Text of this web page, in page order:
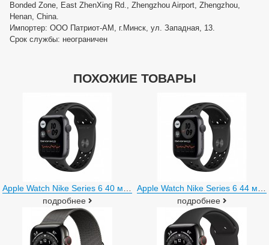
Bonded Zone, East ZhenXing Rd., Zhengzhou Airport, Zhengzhou,
Henan, China.
Импортер: ООО Патриот-АМ, г.Минск, ул. Западная, 13.
Срок службы: неограничен
ПОХОЖИЕ ТОВАРЫ
Apple Watch Nike Series 6 40 мм (алюминий черный космос/антрацит)
подробнее
Apple Watch Nike Series 6 44 мм (алюминий черный космос/антрацит)
подробнее